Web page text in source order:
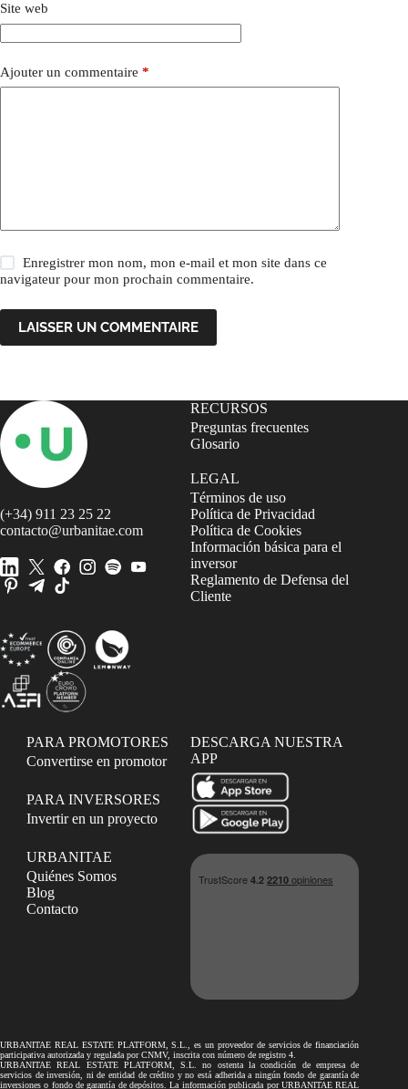
Site web
Ajouter un commentaire *
Enregistrer mon nom, mon e-mail et mon site dans ce
navigateur pour mon prochain commentaire.
LAISSER UN COMMENTAIRE
(+34) 911 23 25 22
contacto@urbanitae.com
RECURSOS
Preguntas frecuentes
Glosario
LEGAL
Términos de uso
Política de Privacidad
Política de Cookies
Información básica para el
inversor
Reglamento de Defensa del
Cliente
PARA PROMOTORES
Convertirse en promotor
PARA INVERSORES
Invertir en un proyecto
URBANITAE
Quiénes Somos
Blog
Contacto
DESCARGA NUESTRA
APP
URBANITAE REAL ESTATE PLATFORM, S.L., es un proveedor de servicios de financiación
participativa autorizada y regulada por CNMV, inscrita con número de registro 4.
URBANITAE REAL ESTATE PLATFORM, S.L. no ostenta la condición de empresa de
servicios de inversión, ni de entidad de crédito y no está adherida a ningún fondo de garantía de
inversiones o fondo de garantía de depósitos. La información publicada por URBANITAE REAL